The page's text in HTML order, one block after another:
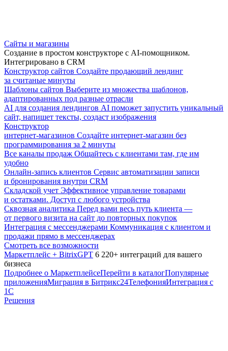
Сайты и магазины
Создание в простом конструкторе с AI-помощником.
Интегрировано в CRM
Конструктор сайтов Создайте продающий лендинг
за считаные минуты
Шаблоны сайтов Выберите из множества шаблонов,
адаптированных под разные отрасли
AI для создания лендингов AI поможет запустить уникальный
сайт, напишет тексты, создаст изображения
Конструктор
интернет-магазинов Создайте интернет-магазин без
программирования за 2 минуты
Все каналы продаж Общайтесь с клиентами там, где им
удобно
Онлайн-запись клиентов Сервис автоматизации записи
и бронирования внутри CRM
Складской учет Эффективное управление товарами
и остатками. Доступ с любого устройства
Сквозная аналитика Перед вами весь путь клиента —
от первого визита на сайт до повторных покупок
Интеграция с мессенджерами Коммуникация с клиентом и
продажи прямо в мессенджерах
Смотреть все возможности
Маркетплейс + BitrixGPT 6 220+ интеграций для вашего
бизнеса
Подробнее о МаркетплейсеПерейти в каталогПопулярные
приложенияМиграция в Битрикс24ТелефонияИнтеграция с
1С
Решения